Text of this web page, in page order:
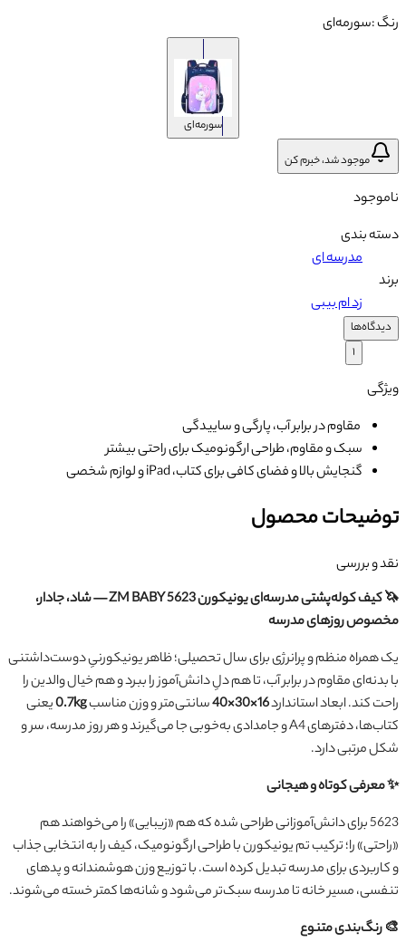
رنگ :سورمه‌ای
سورمه‌ای
موجود شد، خبرم کن
ناموجود
دسته بندی
مدرسه ای
برند
زد ام بیبی
دیدگاه‌ها
۱
ویژگی
مقاوم در برابر آب، پارگی و ساییدگی
سبک و مقاوم، طراحی ارگونومیک برای راحتی بیشتر
گنجایش بالا و فضای کافی برای کتاب، iPad و لوازم شخصی
توضیحات محصول
نقد و بررسی
🦄 کیف کوله‌پشتی مدرسه‌ای یونیکورن ZM BABY 5623 — شاد، جادار،
مخصوص روزهای مدرسه
یک همراه منظم و پرانرژی برای سال تحصیلی؛ ظاهر یونیکورنیِ دوست‌داشتنی
با بدنه‌ای مقاوم در برابر آب، تا هم دلِ دانش‌آموز را ببرد و هم خیال والدین را
راحت کند. ابعاد استاندارد16×30×40 سانتی‌متر و وزن مناسب0.7kgیعنی
کتاب‌ها، دفترهای A4 و جامدادی به‌خوبی جا می‌گیرند و هر روز مدرسه، سر و
شکل مرتبی دارد.
✨ معرفی کوتاه و هیجانی
5623 برای دانش‌آموزانی طراحی شده که هم «زیبایی» را می‌خواهند هم
«راحتی» را؛ ترکیب تم یونیکورن با طراحی ارگونومیک، کیف را به انتخابی جذاب
و کاربردی برای مدرسه تبدیل کرده است. با توزیع وزن هوشمندانه و پدهای
تنفسی، مسیر خانه تا مدرسه سبک‌تر می‌شود و شانه‌ها کمتر خسته می‌شوند.
🎨 رنگ‌بندی متنوع